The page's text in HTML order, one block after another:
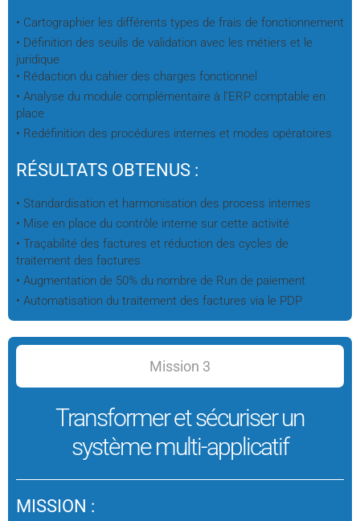
• Cartographier les différents types de frais de fonctionnement
• Définition des seuils de validation avec les métiers et le
juridique
• Rédaction du cahier des charges fonctionnel
• Analyse du module complémentaire à l’ERP comptable en
place
• Redéfinition des procédures internes et modes opératoires
RÉSULTATS OBTENUS :
• Standardisation et harmonisation des process internes
• Mise en place du contrôle interne sur cette activité
• Traçabilité des factures et réduction des cycles de
traitement des factures
• Augmentation de 50% du nombre de Run de paiement
• Automatisation du traitement des factures via le PDP
Mission 3
Transformer et sécuriser un
système multi-applicatif
MISSION :